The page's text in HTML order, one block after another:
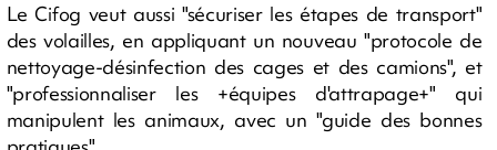
Le Cifog veut aussi "sécuriser les étapes de transport"
des volailles, en appliquant un nouveau "protocole de
nettoyage-désinfection des cages et des camions", et
"professionnaliser les +équipes d'attrapage+" qui
manipulent les animaux, avec un "guide des bonnes